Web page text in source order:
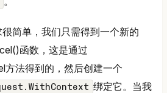
简单，我们只需得到一个新的
函数，这是通过
法得到的，然后创建一个
绑定它。当我